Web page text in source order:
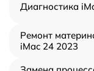
Диагностика
Ремонт
iMac 24 2023